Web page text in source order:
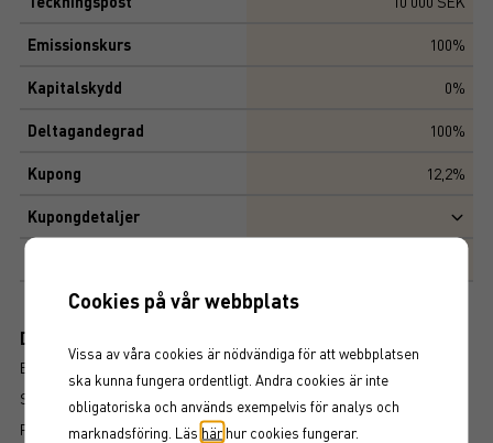
Emissionskurs 100%
Kapitalskydd 0%
Deltagandegrad 100%
Kupong 12,2%
Kupongdetaljer
Dokument
BROSCHYR
SLUTLIGA VILLKOR
FAKTABLAD
Cookies på vår webbplats
Vissa av våra cookies är nödvändiga för att webbplatsen
ska kunna fungera ordentligt. Andra cookies är inte
obligatoriska och används exempelvis för analys och
marknadsföring. Läs här hur cookies fungerar.